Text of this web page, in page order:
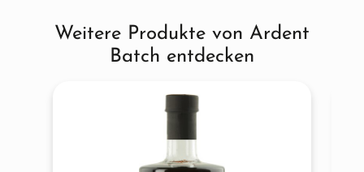
Produktgalerie überspringen
Weitere Produkte von Ardent
Batch entdecken